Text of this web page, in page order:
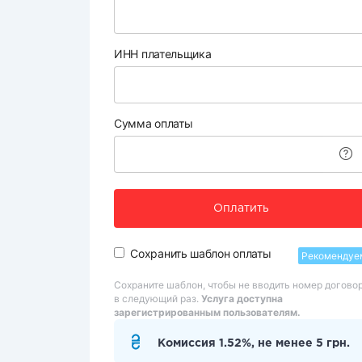
ИНН плательщика
Сумма оплаты
Оплатить
Сохранить шаблон оплаты
Сохраните шаблон, чтобы не вводить номер
в следующий раз. Услуга доступна
зарегистрированным пользователям.
Комиссия 1.52%, не менее 5 грн.